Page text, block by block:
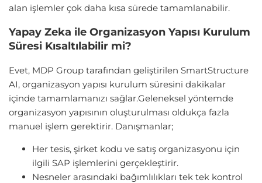
alan işlemler çok daha kısa sürede tamamlanabilir.
Yapay Zeka ile Organizasyon Yapısı Kurulum
Süresi Kısaltılabilir mi?
Evet, MDP Group tarafından geliştirilen SmartStructure
AI, organizasyon yapısı kurulum süresini dakikalar
içinde tamamlamanızı sağlar.Geleneksel yöntemde
organizasyon yapısının oluşturulması oldukça fazla
manuel işlem gerektirir. Danışmanlar;
Her tesis, şirket kodu ve satış organizasyonu için
ilgili SAP işlemlerini gerçekleştirir.
Nesneler arasındaki bağımlılıkları tek tek kontrol